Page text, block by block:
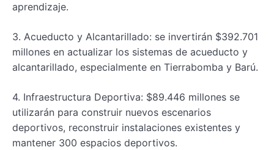
aprendizaje.
3. Acueducto y Alcantarillado: se invertirán $392.701
millones en actualizar los sistemas de acueducto y
alcantarillado, especialmente en Tierrabomba y Barú.
4. Infraestructura Deportiva: $89.446 millones se
utilizarán para construir nuevos escenarios
deportivos, reconstruir instalaciones existentes y
mantener 300 espacios deportivos.